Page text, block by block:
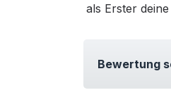
als Erster
Bewertung